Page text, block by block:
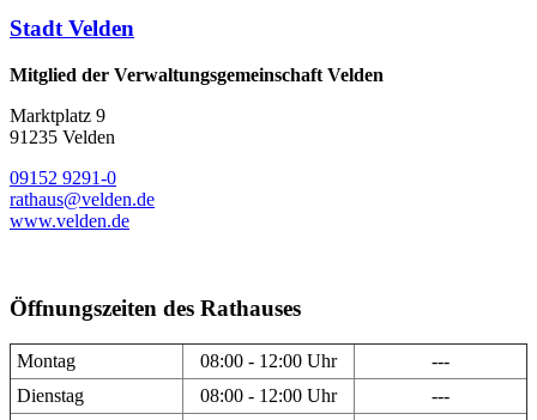
Stadt Velden
Mitglied der Verwaltungsgemeinschaft Velden
Marktplatz 9
91235 Velden
09152 9291-0
rathaus@velden.de
www.velden.de
Öffnungszeiten des Rathauses
Montag 08:00 - 12:00 Uhr
---
Dienstag
08:00 - 12:00 Uhr ---